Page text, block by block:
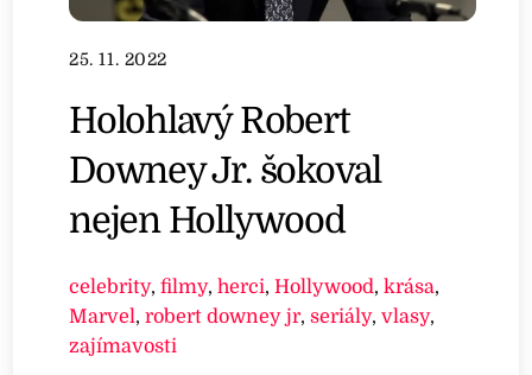
25. 11. 2022
Holohlavý Robert
Downey Jr. šokoval
nejen Hollywood
celebrity,filmy,herci,Hollywood,krása,
Marvel,robert downey jr,seriály,vlasy,
zajímavosti